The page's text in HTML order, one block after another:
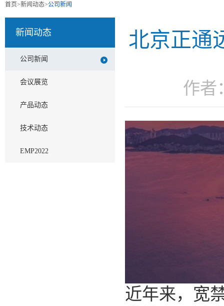
首页>新闻动态>公司新闻
新闻动态
公司新闻
会议展览
产品动态
技术动态
EMP2022
北京正通
作者
近年来，宽